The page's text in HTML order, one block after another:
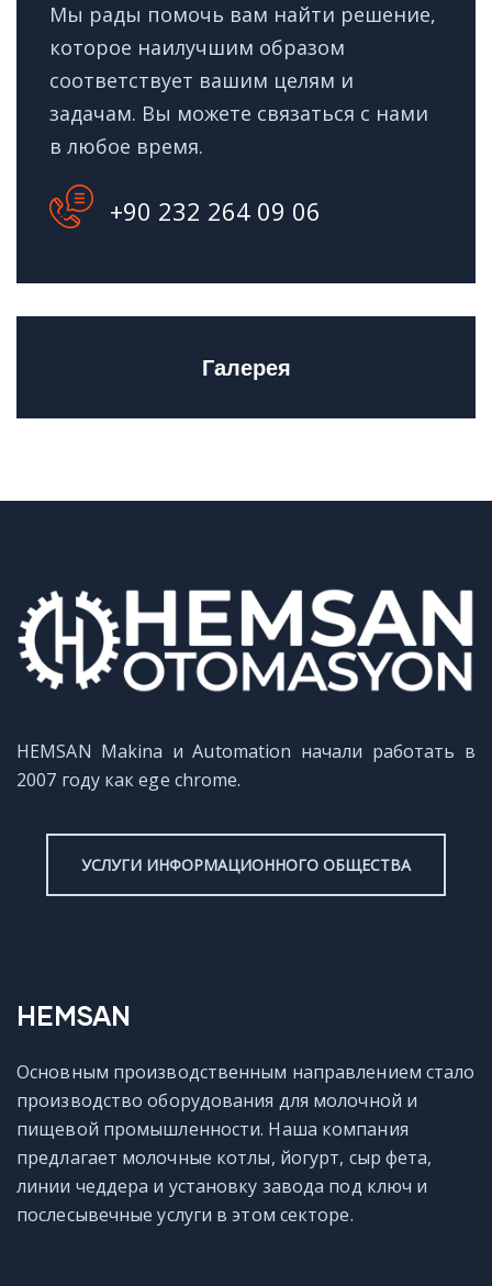
Мы рады помочь вам найти решение,
которое наилучшим образом
соответствует вашим целям и
задачам. Вы можете связаться с нами
в любое время.
+90 232 264 09 06
Галерея
HEMSAN Makina и Automation начали работать в
2007 году как ege chrome.
УСЛУГИ ИНФОРМАЦИОННОГО ОБЩЕСТВА
HEMSAN
Основным производственным направлением стало
производство оборудования для молочной и
пищевой промышленности. Наша компания
предлагает молочные котлы, йогурт, сыр фета,
линии чеддера и установку завода под ключ и
послесывечные услуги в этом секторе.